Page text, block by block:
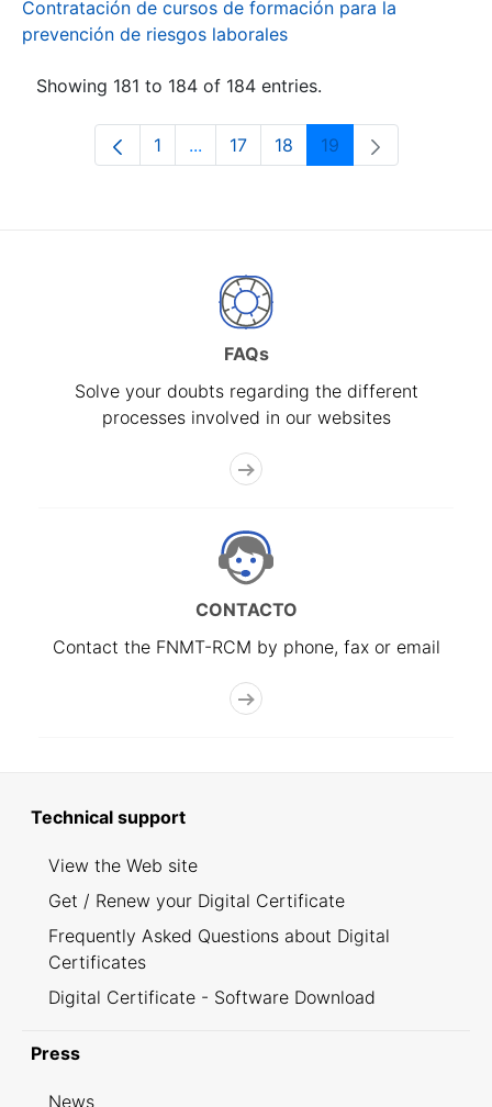
Contratación de cursos de formación para la
prevención de riesgos laborales
Showing 181 to 184 of 184 entries.
Page
1 ...Intermediate Pages Use TAB to
Page
17 Page
18 Page
19
FAQs
Solve your doubts regarding the different
processes involved in our websites
CONTACTO
Contact the FNMT-RCM by phone, fax or email
Technical support
View the Web site
Get / Renew your Digital Certificate
Frequently Asked Questions about Digital
Certificates
Digital Certificate - Software Download
Press
News